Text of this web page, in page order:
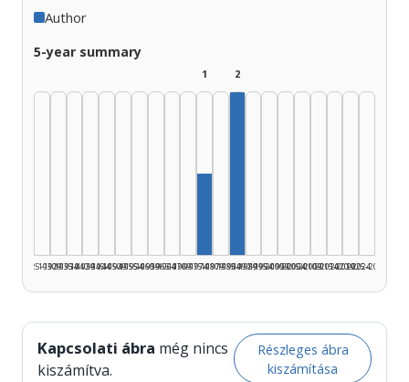
Author
5-year summary
1925–1929
1930–1934
1935–1939
1940–1944
1945–1949
1950–1954
1955–1959
1960–1964
1965–1969
1970–1974
1
1975–1979
1980–1984
2
1985–1989
1990–1994
1995–1999
2000–2004
2005–2009
2010–2014
2015–2019
2020–2024
2025–2026
Kapcsolati ábra még nincs
kiszámítva.
Részleges ábra
kiszámítása